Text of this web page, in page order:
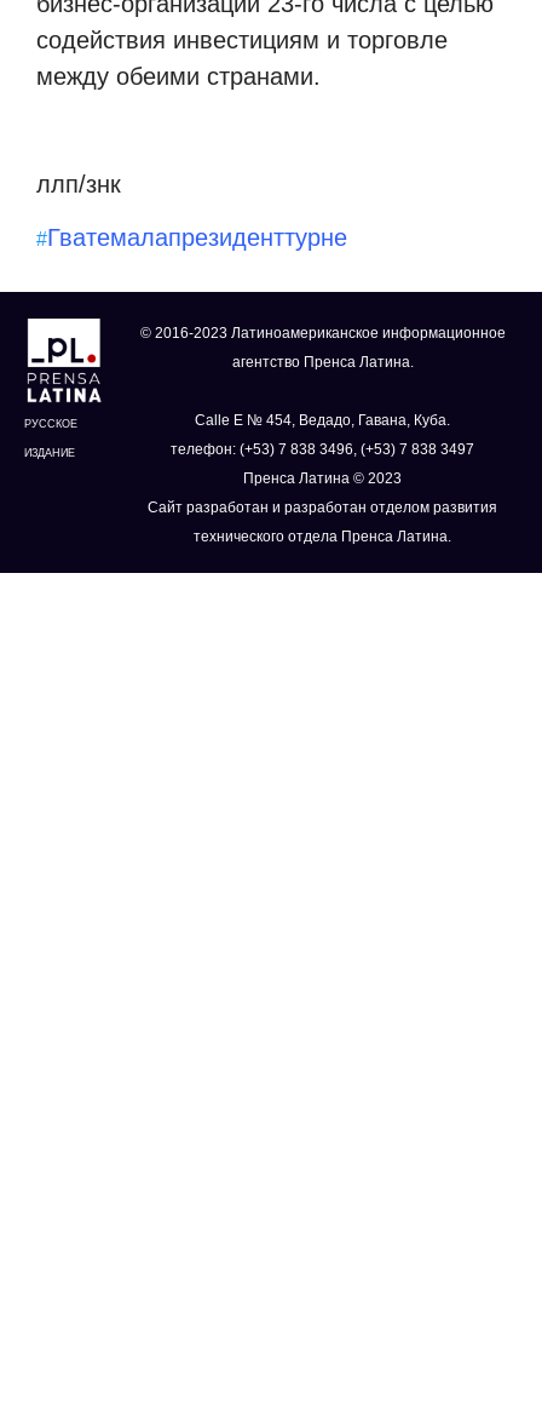
содействия инвестициям и торговле
между обеими странами.
ллп/знк
#Гватемалапрезиденттурне
РУССКОЕ
ИЗДАНИЕ
© 2016-2023 Латиноамериканское информационное
агентство Пренса Латина.
Calle E № 454, Ведадо, Гавана, Куба.
телефон: (+53) 7 838 3496, (+53) 7 838 3497
Пренса Латина © 2023
Сайт разработан и разработан отделом развития
технического отдела Пренса Латина.